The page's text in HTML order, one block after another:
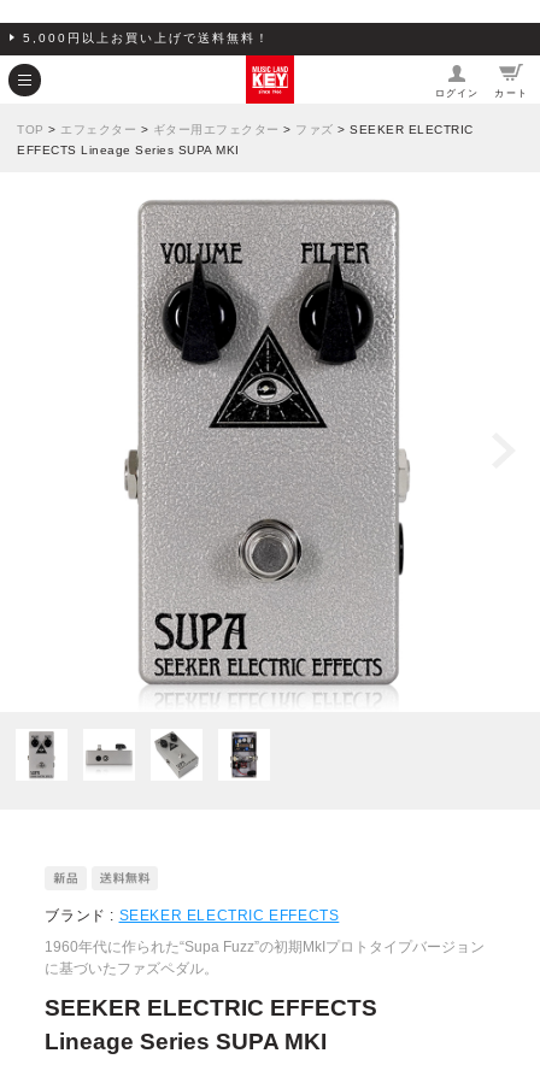
5,000円以上お買い上げで送料無料！
ログイン カート
TOP > エフェクター > ギター用エフェクター > ファズ > SEEKER ELECTRIC
EFFECTS Lineage Series SUPA MKI
ブランド : SEEKER ELECTRIC EFFECTS
1960年代に作られた“Supa Fuzz”の初期MkIプロトタイプバージョン
に基づいたファズペダル。
SEEKER ELECTRIC EFFECTS
Lineage Series SUPA MKI